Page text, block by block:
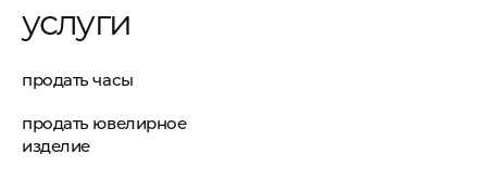
услуги
продать часы
продать ювелирное
изделие